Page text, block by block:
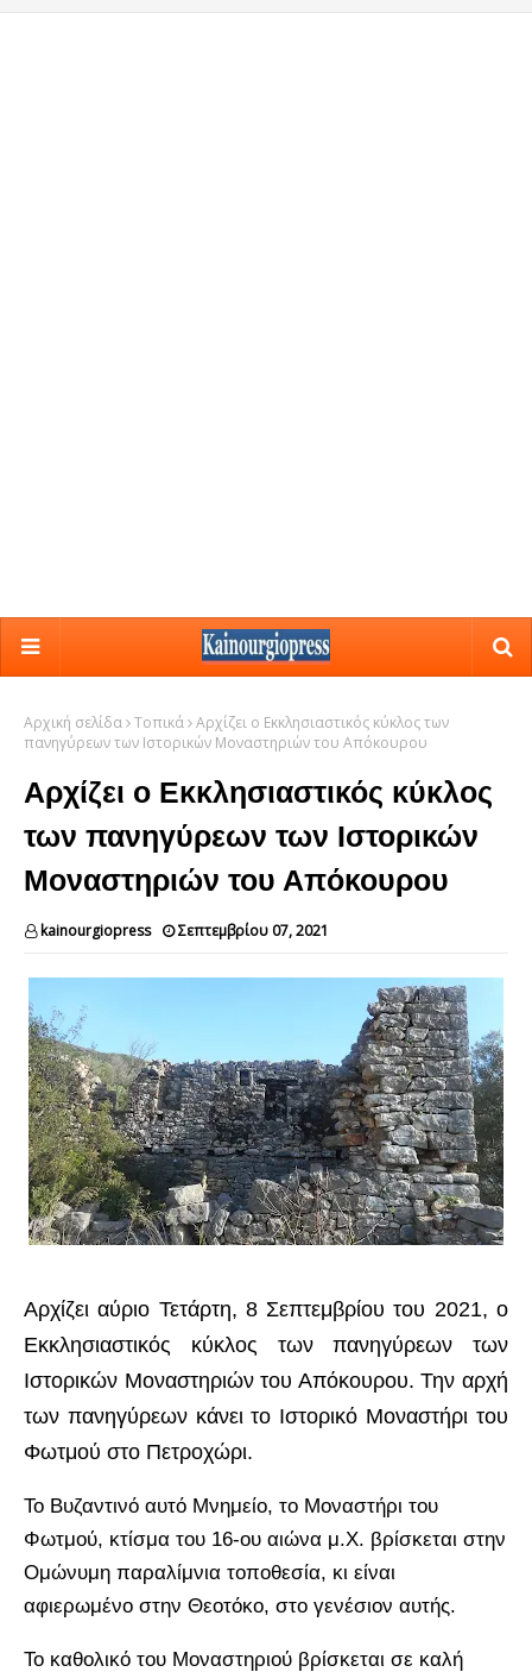
Αρχική σελίδα Τοπικά Αρχίζει ο Εκκλησιαστικός κύκλος των
πανηγύρεων των Ιστορικών Μοναστηριών του Απόκουρου
Αρχίζει ο Εκκλησιαστικός κύκλος
των πανηγύρεων των Ιστορικών
Μοναστηριών του Απόκουρου
kainourgiopress Σεπτεμβρίου 07, 2021
Αρχίζει αύριο Τετάρτη, 8 Σεπτεμβρίου του 2021, ο
Εκκλησιαστικός κύκλος των πανηγύρεων των
Ιστορικών Μοναστηριών του Απόκουρου. Την αρχή
των πανηγύρεων κάνει το Ιστορικό Μοναστήρι του
Φωτμού στο Πετροχώρι.
Το Βυζαντινό αυτό Μνημείο, το Μοναστήρι του
Φωτμού, κτίσμα του 16-ου αιώνα μ.Χ. βρίσκεται στην
Ομώνυμη παραλίμνια τοποθεσία, κι είναι
αφιερωμένο στην Θεοτόκο, στο γενέσιον αυτής.
Το καθολικό του Μοναστηριού βρίσκεται σε καλή